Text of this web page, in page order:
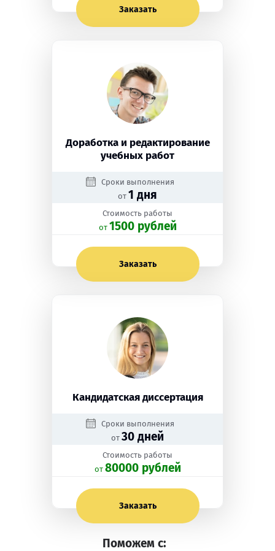
Заказать
Доработка и редактирование
учебных работ
Сроки выполнения
от 1 дня
Стоимость работы
oт 1500 рублей
Заказать
Кандидатская диссертация
Сроки выполнения
от 30 дней
Стоимость работы
oт 80000 рублей
Заказать
Поможем с: